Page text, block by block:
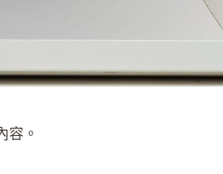
容。